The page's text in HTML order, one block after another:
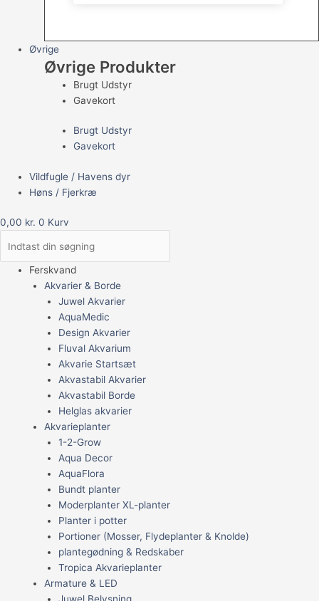
Øvrige
Øvrige Produkter
Brugt Udstyr
Gavekort
Brugt Udstyr
Gavekort
Vildfugle / Havens dyr
Høns / Fjerkræ
0,00 kr. 0 Kurv
Ferskvand
Akvarier & Borde
Juwel Akvarier
AquaMedic
Design Akvarier
Fluval Akvarium
Akvarie Startsæt
Akvastabil Akvarier
Akvastabil Borde
Helglas akvarier
Akvarieplanter
1-2-Grow
Aqua Decor
AquaFlora
Bundt planter
Moderplanter XL-planter
Planter i potter
Portioner (Mosser, Flydeplanter & Knolde)
plantegødning & Redskaber
Tropica Akvarieplanter
Armature & LED
Juwel Belysning